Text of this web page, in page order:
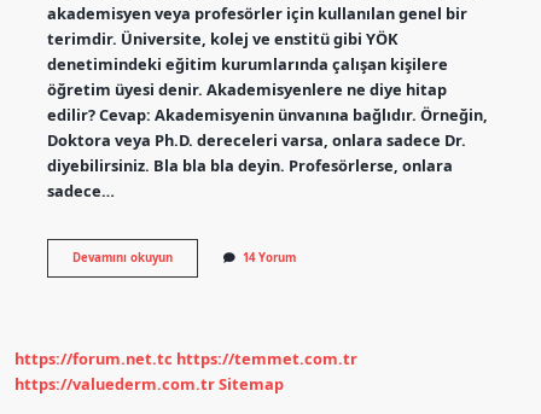
akademisyen veya profesörler için kullanılan genel bir
terimdir. Üniversite, kolej ve enstitü gibi YÖK
denetimindeki eğitim kurumlarında çalışan kişilere
öğretim üyesi denir. Akademisyenlere ne diye hitap
edilir? Cevap: Akademisyenin ünvanına bağlıdır. Örneğin,
Doktora veya Ph.D. dereceleri varsa, onlara sadece Dr.
diyebilirsiniz. Bla bla bla deyin. Profesörlerse, onlara
sadece…
Devamını okuyunÜni
Hocasına
14 Yorum
https://forum.net.tc https://temmet.com.tr
https://valuederm.com.trSitemap